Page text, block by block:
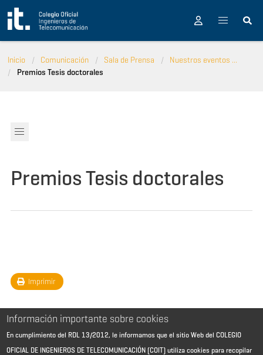
Pasar al contenido principal
Inicio Comunicación Sala de Prensa
Nuestros eventos ...
Premios Tesis doctorales
Premios Tesis doctorales
Imprimir
Información importante sobre cookies
En cumplimiento del RDL 13/2012, le informamos que el sitio Web del COLEGIO
OFICIAL DE INGENIEROS DE TELECOMUNICACIÓN (COIT) utiliza cookies para recopilar